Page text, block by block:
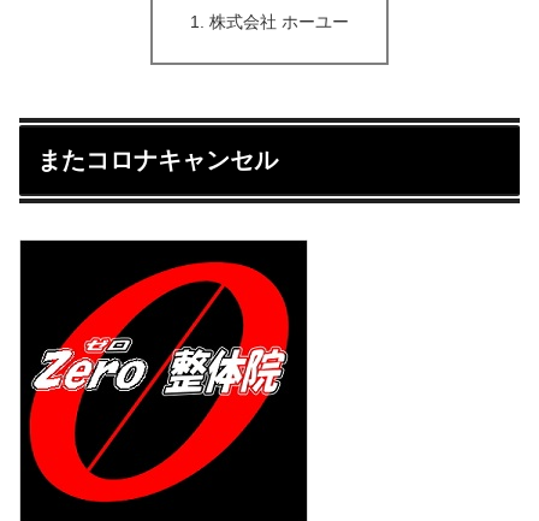
株式会社 ホーユー
またコロナキャンセル